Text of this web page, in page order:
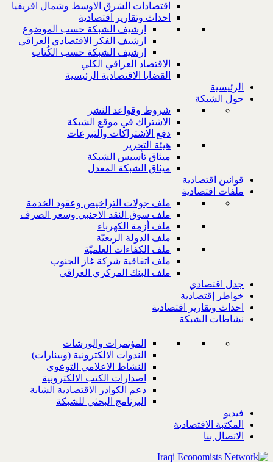
اقتصادات الشرق الاوسط وشمال افريقيا
احداث وتقارير اقتصادية
ارشيف الشبكة حسب الموضوع
ارشيف الفكر الاقتصادي العراقي
ارشيف الشبكة حسب الكُتاب
الاقتصاد العراقي الكلي
القضايا الاقتصادية الرئيسية
الرئيسية
حول الشبكة
شروط وقواعد النشر
الاشتراك في موقع الشبكة
دفع الاشتراكات والتبرعات
هيئة التحرير
ميثاق تأسيس الشبكة
ميثاق الشبكة المعدل
قوانين اقتصادية
ملفات اقتصادية
ملف جولات التراخيص وعقود الخدمة
ملف سوق النقد الاجنبي وسعر الصرف
ملف أزمة الكهرباء
ملف الدولة الريعيّة
ملف الكفاءات العلميّة
ملف اتفاقية شركة غاز الجنوب
ملف البنك المركزي العراقي
جدل اقتصادي
خواطر إقتصادية
احداث وتقارير اقتصادية
نشاطات الشبكة
المؤتمرات والورشات
الندوات الالكترونية (وبينارات)
النشاط الاعلامي التوعوي
اصدارات الكتب الالكترونية
دعم الكوادر الاقتصادية الشابة
البرنامج البحثي للشبكة
فيديو
المكتبة الاقتصادية
الاتصال بنا